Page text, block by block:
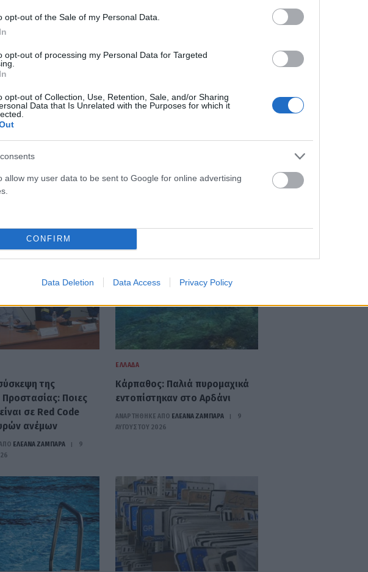
opt-out of the Sale of my Personal Data.
opt-out of processing my Personal Data for Targeted
opt-out of Collection, Use, Retention, Sale, and/or Sharing
Data that Is Unrelated with the Purposes for which it
allow my user data to be sent to Google for online advertising
CONFIRM
Data Deletion Data Access Privacy Policy
Αποφυλακίστηκε με όρους ο αρχηγός της 17
της
Προστασίας: Ποιες
σε Red Code
ανέμων
ΕΛΕΑΝΑ ΖΑΜΠΑΡΑ
9
ΕΛΛΆΔΑ
Κάρπαθος: Παλιά πυρομαχικά
εντοπίστηκαν στο Αρδάνι
ΑΝΑΡΤΗΘΗΚΕ ΑΠΟ ΕΛΕΑΝΑ ΖΑΜΠΑΡΑ
9
ΑΥΓΟΎΣΤΟΥ 2026